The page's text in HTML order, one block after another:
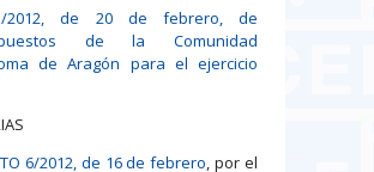
2012, de 20 de febrero, de
de la Comunidad
de Aragón para el ejercicio
6/2012, de 16 de febrero , por el